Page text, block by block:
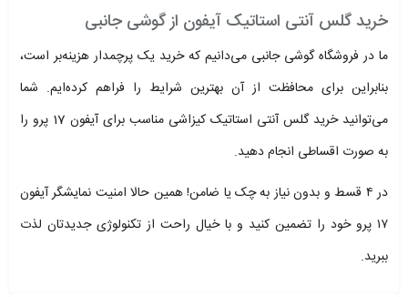
خرید گلس آنتی استاتیک آیفون از گوشی جانبی
ما در فروشگاه گوشی جانبی می‌دانیم که خرید یک پرچمدار هزینه‌بر است،
بنابراین برای محافظت از آن بهترین شرایط را فراهم کرده‌ایم. شما
می‌توانید خرید گلس آنتی استاتیک کیزاشی مناسب برای آیفون 17 پرو را
به صورت اقساطی انجام دهید.
در ۴ قسط و بدون نیاز به چک یا ضامن! همین حالا امنیت نمایشگر آیفون
۱۷ پرو خود را تضمین کنید و با خیال راحت از تکنولوژی جدیدتان لذت
ببرید.